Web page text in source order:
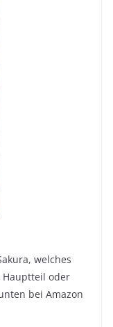
welches
Hauptteil oder
bei Amazon